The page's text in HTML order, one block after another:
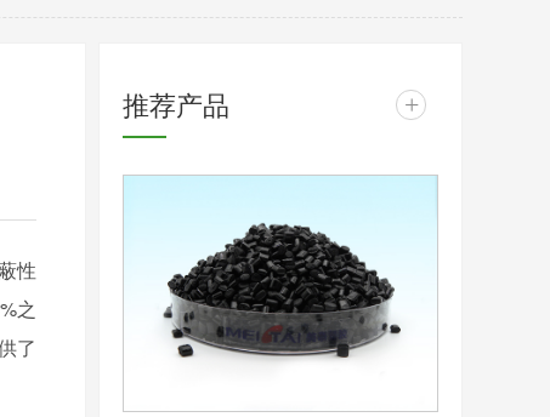
性
之
了
推荐产品 +